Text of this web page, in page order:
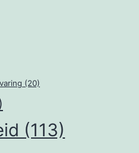
(20)
(113)